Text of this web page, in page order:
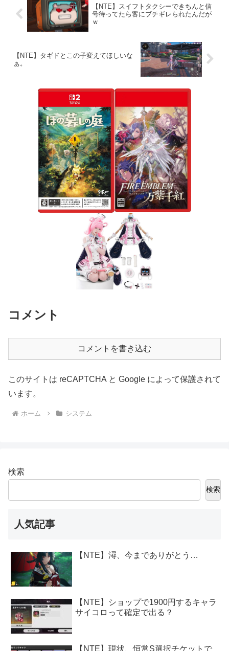
【NTE】スイフトタクシーできちんと信
号待ってたら客にブチギレられたんだが
ｗ
【NTE】タギドとこの子変えてほしいな
ぁ。
コメント
コメントを書き込む
このサイトは reCAPTCHA と Google によって保護されて
います。
ホーム システム
検索
検索
人気記事
【NTE】潯、今までありがとう…
【NTE】ショップで1900円するキャラ
サイコロって確定で出る？
【NTE】現状、恒常S選択チケットで